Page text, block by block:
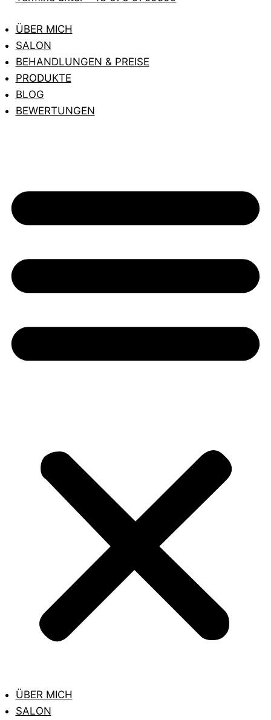
ÜBER MICH
SALON
BEHANDLUNGEN & PREISE
PRODUKTE
BLOG
BEWERTUNGEN
ÜBER MICH
SALON